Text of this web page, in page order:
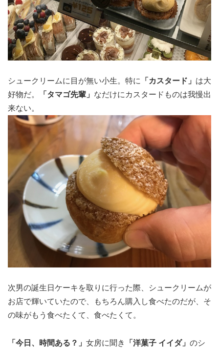
シュークリームに目が無い小生。特に 「カスタード」 は大
好物だ。
「タマゴ先輩」 なだけにカスタードものは我慢出
来ない。
次男の誕生日ケーキを取りに行った際、シュークリームが
お店で輝いていたので、もちろん購入し食べたのだが、そ
の味がもう食べたくて、食べたくて。
「今日、時間ある？」 女房に聞き 「洋菓子 イイダ」 のシ